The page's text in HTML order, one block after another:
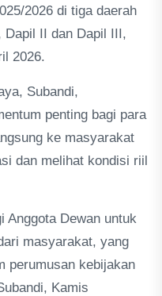
2026 di tiga daerah
Dapil II dan Dapil III,
2026.
Subandi,
penting bagi para
ke masyarakat
dan melihat kondisi riil
Anggota Dewan untuk
masyarakat, yang
perumusan kebijakan
Kamis